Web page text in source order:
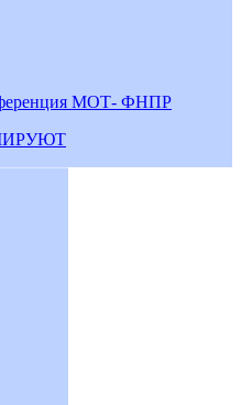
МОТ- ФНПР